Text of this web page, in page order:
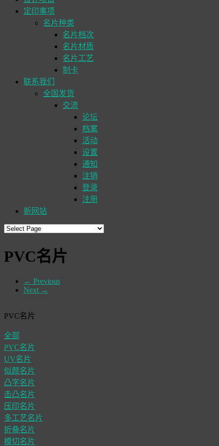
定印事项
名片种类
名片档次
名片材质
名片工艺
制卡
联系我们
全国发货
交流
论坛
档案
活动
设置
通知
注销
登录
注册
新网站
PVC名片
← Previous
Next →
PVC名片
全部
PVC名片
UV名片
似颜名片
凸字名片
击凸名片
压印名片
多工艺名片
折叠名片
模切名片